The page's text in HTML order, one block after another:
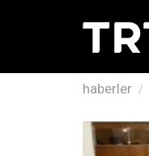
haberler